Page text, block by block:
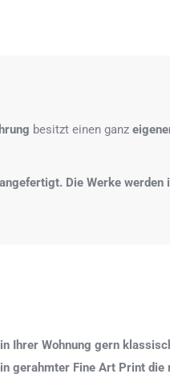
besitzt einen ganz
Die Werke
Ihrer Wohnung gern
gerahmter Fine Art Print